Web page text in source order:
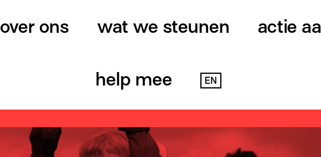
over ons wat we steunen actie
help mee EN